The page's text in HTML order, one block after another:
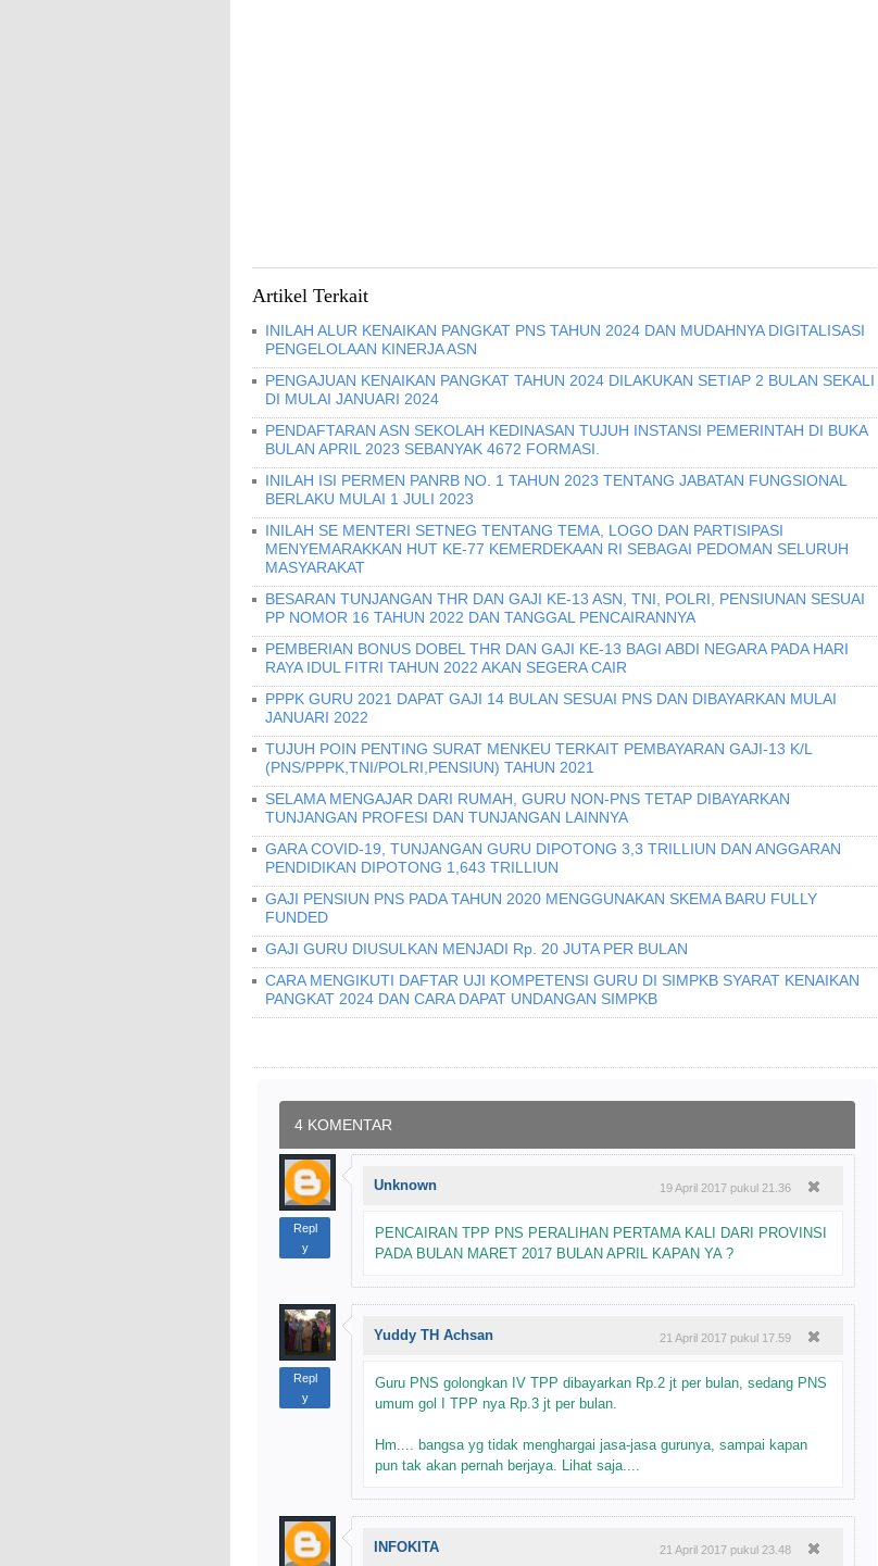
Artikel Terkait
INILAH ALUR KENAIKAN PANGKAT PNS TAHUN 2024 DAN MUDAHNYA DIGITALISASI
PENGELOLAAN KINERJA ASN
PENGAJUAN KENAIKAN PANGKAT TAHUN 2024 DILAKUKAN SETIAP 2 BULAN SEKALI
DI MULAI JANUARI 2024
PENDAFTARAN ASN SEKOLAH KEDINASAN TUJUH INSTANSI PEMERINTAH DI BUKA
BULAN APRIL 2023 SEBANYAK 4672 FORMASI.
INILAH ISI PERMEN PANRB NO. 1 TAHUN 2023 TENTANG JABATAN FUNGSIONAL
BERLAKU MULAI 1 JULI 2023
INILAH SE MENTERI SETNEG TENTANG TEMA, LOGO DAN PARTISIPASI
MENYEMARAKKAN HUT KE-77 KEMERDEKAAN RI SEBAGAI PEDOMAN SELURUH
MASYARAKAT
BESARAN TUNJANGAN THR DAN GAJI KE-13 ASN, TNI, POLRI, PENSIUNAN SESUAI
PP NOMOR 16 TAHUN 2022 DAN TANGGAL PENCAIRANNYA
PEMBERIAN BONUS DOBEL THR DAN GAJI KE-13 BAGI ABDI NEGARA PADA HARI
RAYA IDUL FITRI TAHUN 2022 AKAN SEGERA CAIR
PPPK GURU 2021 DAPAT GAJI 14 BULAN SESUAI PNS DAN DIBAYARKAN MULAI
JANUARI 2022
TUJUH POIN PENTING SURAT MENKEU TERKAIT PEMBAYARAN GAJI-13 K/L
(PNS/PPPK,TNI/POLRI,PENSIUN) TAHUN 2021
SELAMA MENGAJAR DARI RUMAH, GURU NON-PNS TETAP DIBAYARKAN
TUNJANGAN PROFESI DAN TUNJANGAN LAINNYA
GARA COVID-19, TUNJANGAN GURU DIPOTONG 3,3 TRILLIUN DAN ANGGARAN
PENDIDIKAN DIPOTONG 1,643 TRILLIUN
GAJI PENSIUN PNS PADA TAHUN 2020 MENGGUNAKAN SKEMA BARU FULLY
FUNDED
GAJI GURU DIUSULKAN MENJADI Rp. 20 JUTA PER BULAN
CARA MENGIKUTI DAFTAR UJI KOMPETENSI GURU DI SIMPKB SYARAT KENAIKAN
PANGKAT 2024 DAN CARA DAPAT UNDANGAN SIMPKB
4 KOMENTAR
Repl
y
Unknown 19 April 2017 pukul 21.36
PENCAIRAN TPP PNS PERALIHAN PERTAMA KALI DARI PROVINSI
PADA BULAN MARET 2017 BULAN APRIL KAPAN YA ?
Repl
y
Yuddy TH Achsan 21 April 2017 pukul 17.59
Guru PNS golongkan IV TPP dibayarkan Rp.2 jt per bulan, sedang PNS
umum gol I TPP nya Rp.3 jt per bulan.
Hm.... bangsa yg tidak menghargai jasa-jasa gurunya, sampai kapan
pun tak akan pernah berjaya. Lihat saja....
INFOKITA 21 April 2017 pukul 23.48